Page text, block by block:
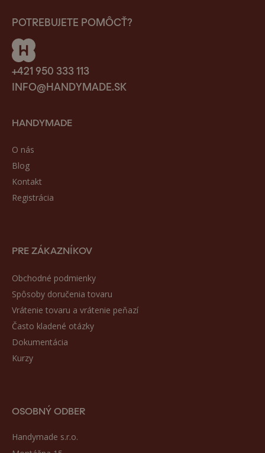
POTREBUJETE POMÔCŤ?
+421 950 333 113
INFO@HANDYMADE.SK
HANDYMADE
O nás
Blog
Kontakt
Registrácia
PRE ZÁKAZNÍKOV
Obchodné podmienky
Spôsoby doručenia tovaru
Vrátenie tovaru a vrátenie peňazí
Často kladené otázky
Dokumentácia
Kurzy
OSOBNÝ ODBER
Handymade s.r.o.